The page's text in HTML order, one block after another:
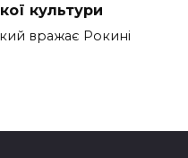
культури
вражає Рокині